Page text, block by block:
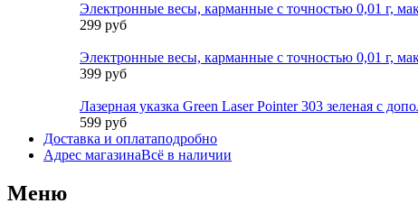
Электронные весы, карманные с точностью 0,01 г,
299 руб
Электронные весы, карманные с точностью 0,01 г,
399 руб
Лазерная указка Green Laser Pointer 303 зеленая с
599 руб
Доставка и оплатаподробно
Адрес магазинаВсё в наличии
Меню